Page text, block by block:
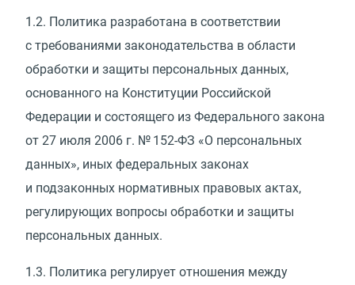
1.2. Политика разработана в соответствии
с требованиями законодательства в области
обработки и защиты персональных данных,
основанного на Конституции Российской
Федерации и состоящего из Федерального закона
от 27 июля 2006 г. № 152-ФЗ «О персональных
данных», иных федеральных законах
и подзаконных нормативных правовых актах,
регулирующих вопросы обработки и защиты
персональных данных.
1.3. Политика регулирует отношения между